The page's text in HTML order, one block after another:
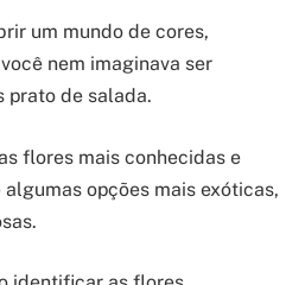
um mundo de cores,
nem imaginava ser
prato de salada.
flores mais conhecidas e
opções mais exóticas,